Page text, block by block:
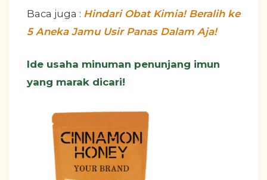
Baca juga : Hindari Obat Kimia! Beralih ke
5 Aneka Jamu Usir Panas Dalam Aja!
Ide usaha minuman penunjang imun
yang marak dicari!